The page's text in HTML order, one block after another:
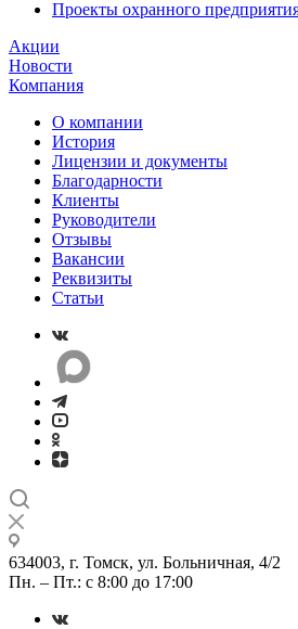
Проекты охранного
Акции
Новости
Компания
О компании
История
Лицензии и документы
Благодарности
Клиенты
Руководители
Отзывы
Вакансии
Реквизиты
Статьи
634003, г. Томск, ул. Больничная, 4/2
Пн. – Пт.: с 8:00 до 17:00